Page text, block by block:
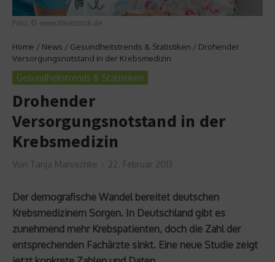
Foto: © www.thinkstock.de
Home / News / Gesundheitstrends & Statistiken / Drohender
Versorgungsnotstand in der Krebsmedizin
Gesundheitstrends & Statistiken
Drohender
Versorgungsnotstand in der
Krebsmedizin
Von Tanja Maruschke 22. Februar 2013
Der demografische Wandel bereitet deutschen
Krebsmedizinern Sorgen. In Deutschland gibt es
zunehmend mehr Krebspatienten, doch die Zahl der
entsprechenden Fachärzte sinkt. Eine neue Studie zeigt